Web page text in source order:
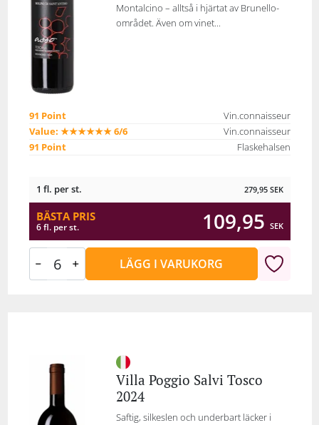
Montalcino – alltså i hjärtat av Brunello-
området. Även om vinet...
91 Point
Vin.connaisseur
Value: ★★★★★★ 6/6
Vin.connaisseur
91 Point
Flaskehalsen
1 fl. per st. 279,95 SEK
BÄSTA PRIS
6 fl. per st. 109,95 SEK
LÄGG I VARUKORG
Villa Poggio Salvi Tosco
2024
Saftig, silkeslen och underbart läcker i